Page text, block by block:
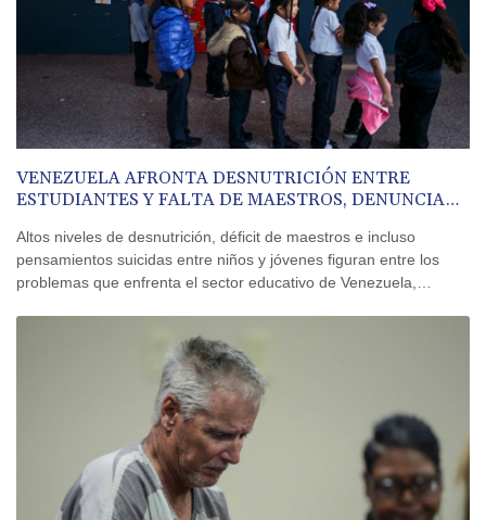
VENEZUELA AFRONTA DESNUTRICIÓN ENTRE
ESTUDIANTES Y FALTA DE MAESTROS, DENUNCIA
Altos niveles de desnutrición, déficit de maestros e incluso
pensamientos suicidas entre niños y jóvenes figuran entre los
problemas que enfrenta el sector educativo de Venezuela,